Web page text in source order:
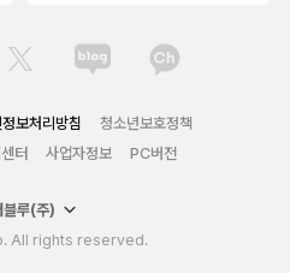
보처리방침
청소년보호정책
터 사업자정보 PC버전
블루(주)
All rights reserved.